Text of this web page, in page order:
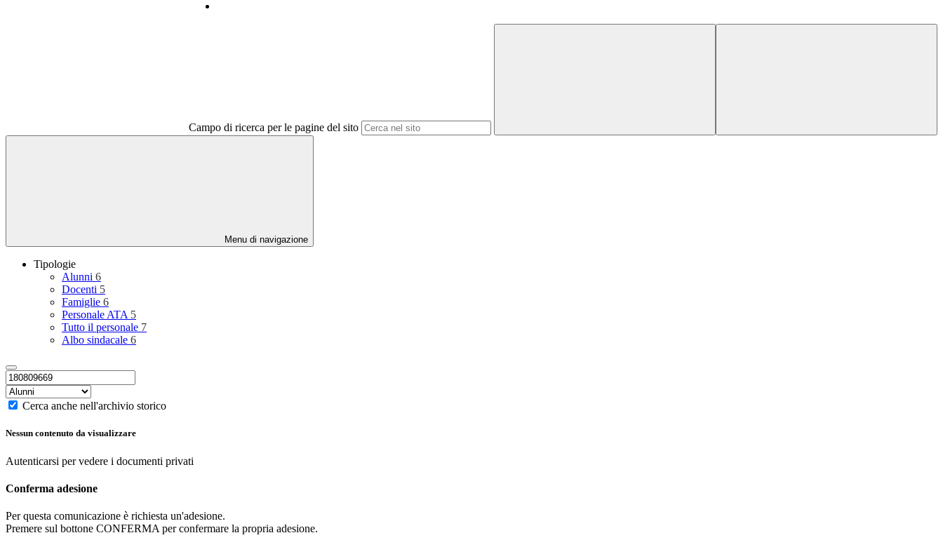
Campo di ricerca per le pagine del sito
Menu di navigazione
Tipologie
Alunni 6
Docenti 5
Famiglie 6
Personale ATA 5
Tutto il personale 7
Albo sindacale 6
Cerca anche nell'archivio storico
Nessun contenuto da visualizzare
Autenticarsi per vedere i documenti privati
Conferma adesione
Per questa comunicazione è richiesta un'adesione.
Premere sul bottone CONFERMA per confermare la propria adesione.